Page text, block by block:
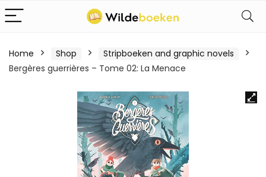
Home Shop
Stripboeken and graphic novels
Bergères guerrières – Tome 02: La Menace